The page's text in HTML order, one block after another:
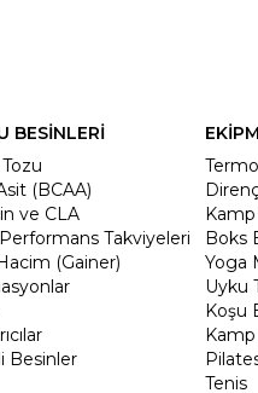
BESİNLERİ
(BCAA)
ve CLA
Takviyeleri
(Gainer)
Besinler
Kamp
Boks
Yoga
Uyku
Koşu
Kamp
Tenis